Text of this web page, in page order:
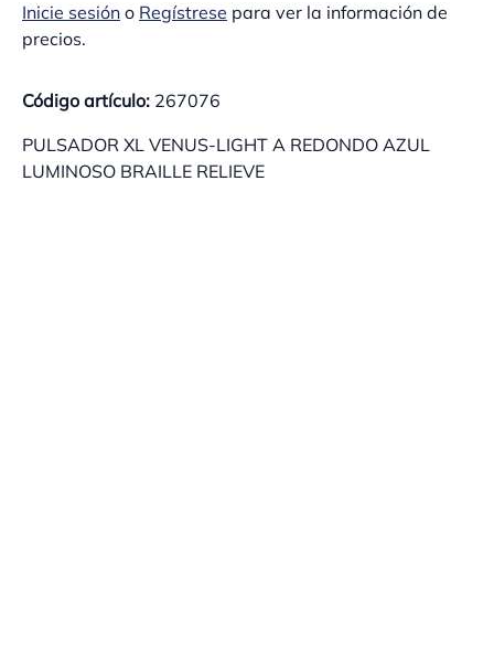
Inicie sesión o Regístrese para ver la información de
precios.
Código artículo: 267076
PULSADOR XL VENUS-LIGHT A REDONDO AZUL
LUMINOSO BRAILLE RELIEVE